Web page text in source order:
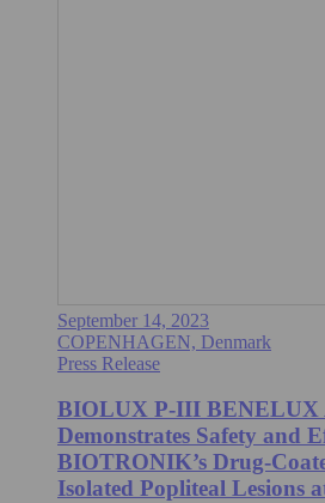
September 14, 2023
COPENHAGEN, Denmark
Press Release
BIOLUX P-III BENELUX
Demonstrates Safety and
BIOTRONIK’s Drug-
Isolated Popliteal Lesions